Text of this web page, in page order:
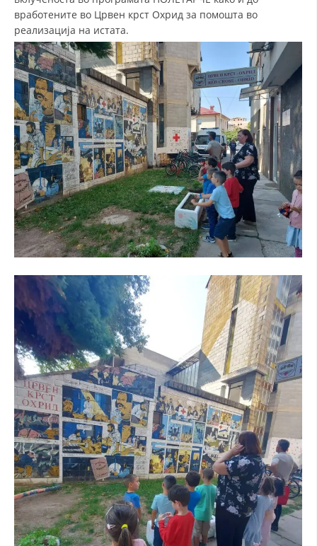
ИСТРАЖУВАЊЕ НА ЈАВНО МИСЛЕЊЕ
МЕЃУНАРОДНА СОРАБОТКА
ЗНАЧЕЊЕ НА СЛУЖБАТА ЗА БАРАЊЕ
ФОРМУЛАРИ ЗА БАРАЊА
ЗДРАВСТВЕНО ПРЕВЕНТИВНА ДЕЈНОСТ
ПРВА ПОМОШ
КРВОДАРИТЕЛСТВО
ИНФОРМАЦИИ ЗА БОЛЕСТИ
МЕНАЏМЕНТ НА ВОЛОНТЕРИ
ЗА НАС
ДЕЈСТВУВАЊЕ
ПРИРАЧНИЦИ
СТРАТЕГИИ
ЕДУКАТИВНО ИНФОРМАТИВНИ МАТЕРИЈАЛИ
БРОШУРИ
ПОСТЕРИ
ПРЕЗЕНТАЦИИ
вработените во Црвен крст Охрид за помошта во
реализација на истата.